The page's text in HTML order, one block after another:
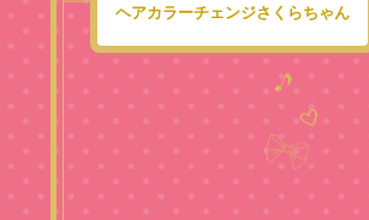
ヘアカラーチェンジさくらちゃん